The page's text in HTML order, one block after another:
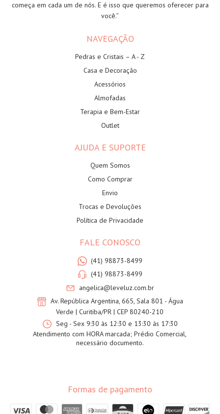
começa em cada um de nós. E é isso que queremos oferecer para
você.”
NAVEGAÇÃO
Pedras e Cristais – A - Z
Casa e Decoração
Acessórios
Almofadas
Terapia e Bem-Estar
Outlet
AJUDA E SUPORTE
Quem Somos
Como Comprar
Envio
Trocas e Devoluções
Política de Privacidade
FALE CONOSCO
(41) 98873-8499
(41) 98873-8499
angelica@leveluz.com.br
Av. República Argentina, 665, Sala 801 - Água
Verde | Curitiba/PR | CEP 80240-210
Seg - Sex 9:30 às 12:30 e 13:30 às 17:30
Atendimento com HORA marcada; Prédio Comercial,
necessário documento.
Formas de pagamento